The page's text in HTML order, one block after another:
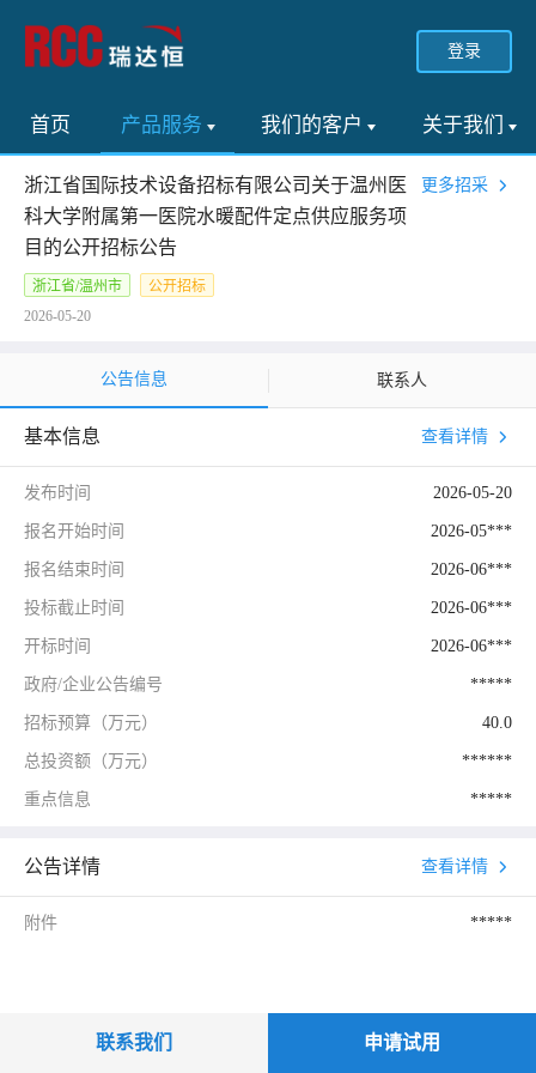
登录
首页 产品服务 我们的客户 关于我们
浙江省国际技术设备招标有限公司关于温州医
科大学附属第一医院水暖配件定点供应服务项
目的公开招标公告
更多招采
浙江省/温州市
公开招标
2026-05-20
公告信息 联系人
基本信息 查看详情
发布时间 2026-05-20
报名开始时间 2026-05***
报名结束时间 2026-06***
投标截止时间 2026-06***
开标时间 2026-06***
政府/企业公告编号 *****
招标预算（万元） 40.0
总投资额（万元） ******
重点信息 *****
公告详情 查看详情
附件 *****
联系我们 申请试用